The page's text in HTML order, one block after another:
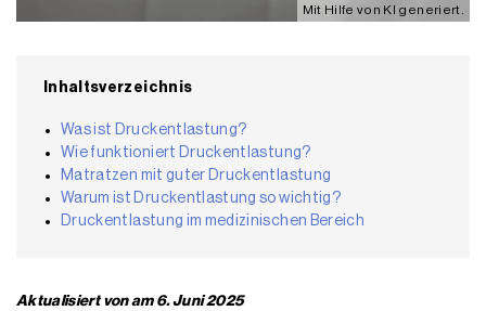
Mit Hilfe von KI generiert.
Inhaltsverzeichnis
Was ist Druckentlastung?
Wie funktioniert Druckentlastung?
Matratzen mit guter Druckentlastung
Warum ist Druckentlastung so wichtig?
Druckentlastung im medizinischen Bereich
Aktualisiert von am 6. Juni 2025